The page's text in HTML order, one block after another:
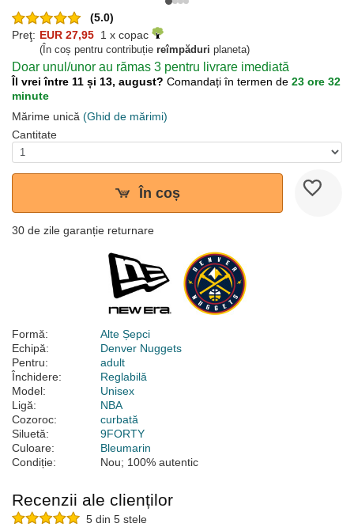
(5.0)
Preţ: EUR 27,95 1 x copac
(În coș pentru contribuție reîmpăduri planeta)
Doar unul/unor au rămas 3 pentru livrare imediată
Îl vrei între 11 și 13, august? Comandați în termen de 23 ore 32
minute
Mărime unică (Ghid de mărimi)
Cantitate
În coș
30 de zile garanție returnare
Formă:
Alte Șepci
Echipă:
Denver Nuggets
Pentru:
adult
Închidere:
Reglabilă
Model:
Unisex
Ligă:
NBA
Cozoroc:
curbată
Siluetă:
9FORTY
Culoare:
Bleumarin
Condiție:
Nou; 100% autentic
Recenzii ale clienților
5 din 5 stele